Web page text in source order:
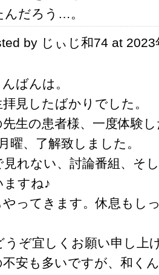
んだろう…。
by じぃじ和74 at
ばんは。
見したばかりでした。
生の患者様、一度体験
曜、了解致しました。
見れない、討論番組、そ
ますね♪
やってきます。休息もし
うぞ宜しくお願い申し上
安も多いですが、和く